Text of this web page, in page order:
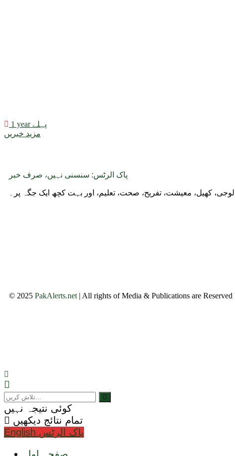
1 year پہلے
مزید خبریں
پاک الرٹس: سنسنی نہیں، صرف خبر
کھیل، معیشت، تفریح، صحت، تعلیم، اور بہت کچھ ایک جگہ پر۔
© 2025 PakAlerts.net | All rights of Media & Publications are Reserved
کوئی نتیجہ نہیں
تمام نتائج دیکھیں
English پاک الرٹس